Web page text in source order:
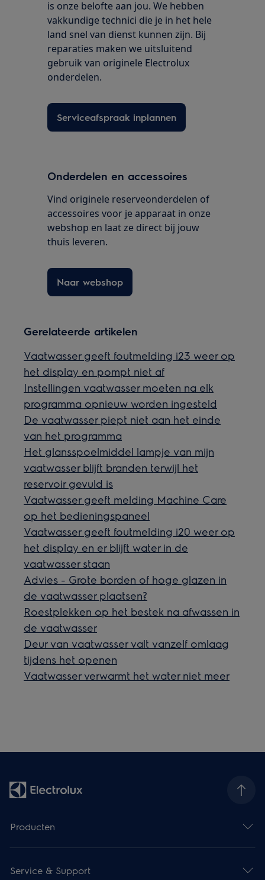
is onze belofte aan jou. We hebben
vakkundige technici die je in het hele
land snel van dienst kunnen zijn. Bij
reparaties maken we uitsluitend
gebruik van originele Electrolux
onderdelen.
Serviceafspraak inplannen
Onderdelen en accessoires
Vind originele reserveonderdelen of
accessoires voor je apparaat in onze
webshop en laat ze direct bij jouw
thuis leveren.
Naar webshop
Gerelateerde artikelen
Vaatwasser geeft foutmelding i23 weer op
het display en pompt niet af
Instellingen vaatwasser moeten na elk
programma opnieuw worden ingesteld
De vaatwasser piept niet aan het einde
van het programma
Het glansspoelmiddel lampje van mijn
vaatwasser blijft branden terwijl het
reservoir gevuld is
Vaatwasser geeft melding Machine Care
op het bedieningspaneel
Vaatwasser geeft foutmelding i20 weer op
het display en er blijft water in de
vaatwasser staan
Advies - Grote borden of hoge glazen in
de vaatwasser plaatsen?
Roestplekken op het bestek na afwassen in
de vaatwasser
Deur van vaatwasser valt vanzelf omlaag
tijdens het openen
Vaatwasser verwarmt het water niet meer
Producten
Service & Support